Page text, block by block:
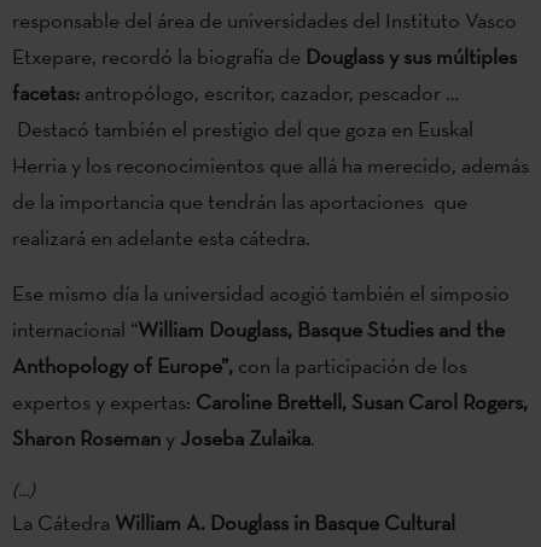
responsable del área de universidades del Instituto Vasco
Etxepare, recordó la biografía de Douglass y sus múltiples
facetas: antropólogo, escritor, cazador, pescador …
Destacó también el prestigio del que goza en Euskal
Herria y los reconocimientos que allá ha merecido, además
de la importancia que tendrán las aportaciones que
realizará en adelante esta cátedra.
Ese mismo día la universidad acogió también el simposio
internacional “William Douglass, Basque Studies and the
Anthopology of Europe”, con la participación de los
expertos y expertas: Caroline Brettell, Susan Carol Rogers,
Sharon Roseman y Joseba Zulaika.
(...)
La Cátedra William A. Douglass in Basque Cultural